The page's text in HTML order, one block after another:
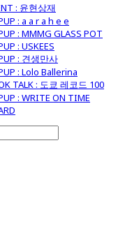
: 윤현상재
: a a r a h e e
: MMMG GLASS POT
: USKEES
: 견생만사
: Lolo Ballerina
TALK : 도쿄 레코드 100
: WRITE ON TIME